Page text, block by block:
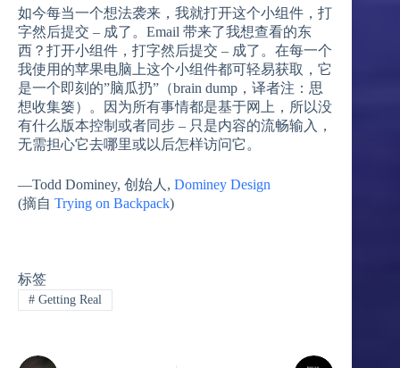
如今每当一个想法袭来，我就打开这个小组件，打
字然后提交 – 成了。Email 带来了我想查看的东
西？打开小组件，打字然后提交 – 成了。在每一个
我使用的苹果电脑上这个小组件都可轻易获取，它
是一个即刻的”脑瓜扔”（brain dump，译者注：思
想收集篓）。因为所有事情都是基于网上，所以没
有什么版本控制或者同步 – 只是内容的流畅输入，
无需担心它去哪里或以后怎样访问它。
—Todd Dominey, 创始人, Dominey Design
(摘自 Trying on Backpack)
标签
#Getting Real